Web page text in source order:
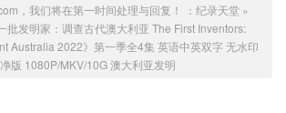
，我们将在第一时间处理与回复！ ： 纪录天堂 »
批发明家：调查古代澳大利亚 The First Inventors:
Australia 2022》第一季全4集 英语中英双字 无水印
版 1080P/MKV/10G 澳大利亚发明